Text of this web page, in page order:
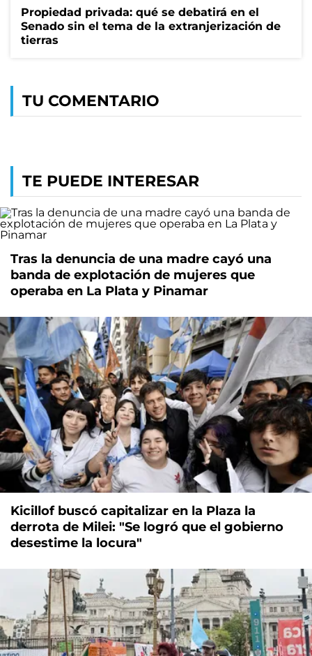
Propiedad privada: qué se debatirá en el
Senado sin el tema de la extranjerización de
tierras
TU COMENTARIO
TE PUEDE INTERESAR
Tras la denuncia de una madre cayó una
banda de explotación de mujeres que
operaba en La Plata y Pinamar
Kicillof buscó capitalizar en la Plaza la
derrota de Milei: "Se logró que el gobierno
desestime la locura"